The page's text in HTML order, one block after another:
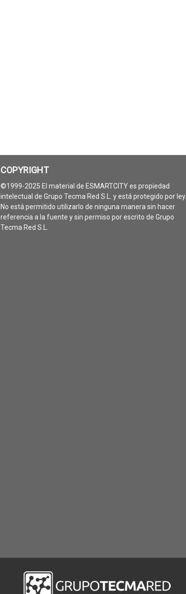
COPYRIGHT
©1999-2025 El material de ESMARTCITY es propiedad
intelectual de Grupo Tecma Red S.L. y está protegido por ley.
No está permitido utilizarlo de ninguna manera sin hacer
referencia a la fuente y sin permiso por escrito de Grupo
Tecma Red S.L.